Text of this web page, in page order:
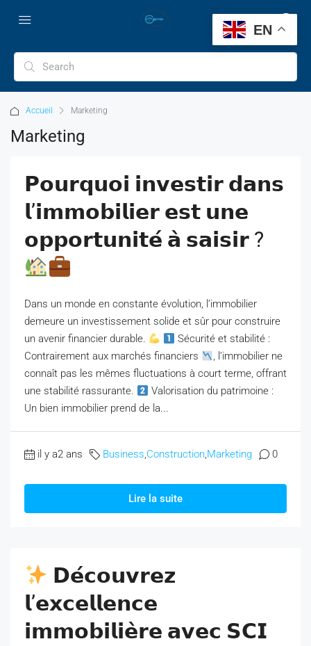
Accueil Marketing
Marketing
𝗣𝗼𝘂𝗿𝗾𝘂𝗼𝗶 𝗶𝗻𝘃𝗲𝘀𝘁𝗶𝗿 𝗱𝗮𝗻𝘀
𝗹’𝗶𝗺𝗺𝗼𝗯𝗶𝗹𝗶𝗲𝗿 𝗲𝘀𝘁 𝘂𝗻𝗲
𝗼𝗽𝗽𝗼𝗿𝘁𝘂𝗻𝗶𝘁𝗲́ 𝗮̀ 𝘀𝗮𝗶𝘀𝗶𝗿 ?
Dans un monde en constante évolution, l’immobilier
demeure un investissement solide et sûr pour construire
un avenir financier durable.
Sécurité et stabilité :
Contrairement aux marchés financiers
, l’immobilier ne
connaît pas les mêmes fluctuations à court terme, offrant
une stabilité rassurante.
Valorisation du patrimoine :
Un bien immobilier prend de la...
il y a2 ans Business,Construction,Marketing 0
Lire la suite
𝗗𝗲́𝗰𝗼𝘂𝘃𝗿𝗲𝘇
𝗹’𝗲𝘅𝗰𝗲𝗹𝗹𝗲𝗻𝗰𝗲
𝗶𝗺𝗺𝗼𝗯𝗶𝗹𝗶𝗲̀𝗿𝗲 𝗮𝘃𝗲𝗰 𝗦𝗖𝗜
EN